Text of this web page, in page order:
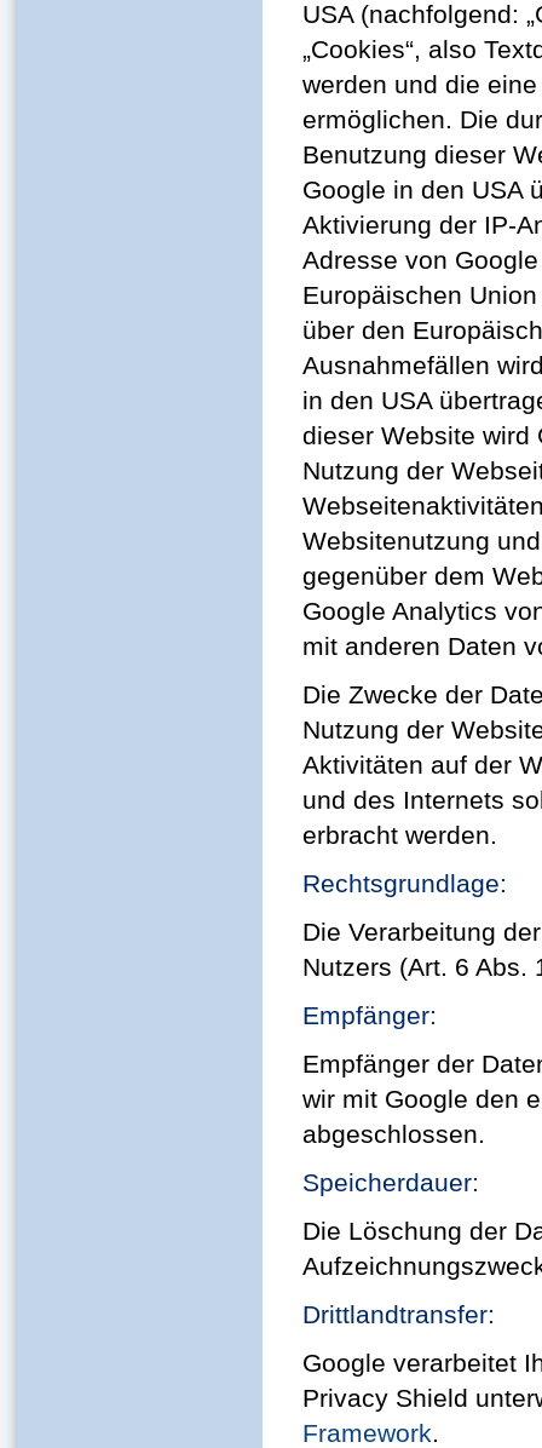
USA (nachfolgend:
„Cookies“, also
werden und die
ermöglichen. Die
Benutzung dieser
Google in den USA
Aktivierung der IP-
Adresse von
Europäischen
über den
Ausnahmefällen
in den USA
dieser Website wird
Nutzung der
Websitenutzung
gegenüber dem
Google Analytics
mit anderen Daten
Die Zwecke der
Nutzung der
Aktivitäten auf der
und des Internets
erbracht werden.
Rechtsgrundlage:
Die Verarbeitung
Nutzers (Art. 6 Abs.
Empfänger:
Empfänger der
wir mit Google den
abgeschlossen.
Speicherdauer:
Die Löschung der
Drittlandtransfer:
Google verarbeitet
Privacy Shield
Framework.